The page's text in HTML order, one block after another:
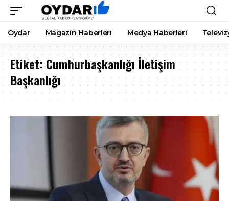
Oydar Magazin Haberleri Medya Haberleri
Etiket: Cumhurbaşkanlığı İletişim
Başkanlığı